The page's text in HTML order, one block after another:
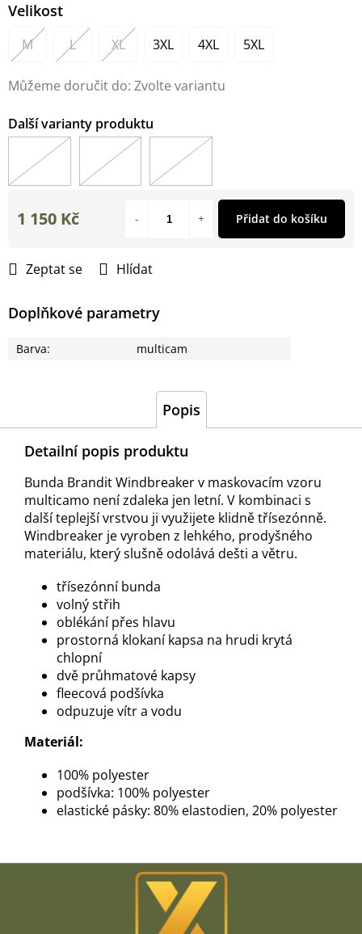
Velikost
M L XL 3XL 4XL 5XL
Můžeme doručit do: Zvolte variantu
Zeptat se Hlídat
Doplňkové parametry
Barva: multicam
1 150 Kč Přidat do košíku
Popis
Detailní popis produktu
Bunda Brandit Windbreaker v maskovacím vzoru
multicamo není zdaleka jen letní. V kombinaci s
další teplejší vrstvou ji využijete klidně třísezónně.
Windbreaker je vyroben z lehkého, prodyšného
materiálu, který slušně odolává dešti a větru.
třísezónní bunda
volný střih
oblékání přes hlavu
prostorná klokaní kapsa na hrudi krytá
chlopní
dvě průhmatové kapsy
fleecová podšívka
odpuzuje vítr a vodu
Materiál:
100% polyester
podšívka: 100% polyester
elastické pásky: 80% elastodien, 20% polyester
Z